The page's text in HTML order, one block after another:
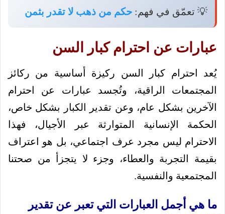
💡 تعمّق في فهم: حكم من ذهب لا تقدر بثمن
عبارات عن احترام كبار السن
يُعد احترام كبار السن ركيزة أساسية من ركائز
المجتمعات الراقية، وتُجسد عبارات عن احترام
الآخرين بشكل عام، وعن تقدير الكبار بشكل خاص،
الحكمة الإنسانية المتوارثة عبر الأجيال، فهذا
الاحترام ليس مجرد عرف اجتماعي، بل هو اعتراف
بقيمة التجربة والعطاء، وجزء لا يتجزأ من صحتنا
المجتمعية والنفسية.
ما هي أجمل العبارات التي تعبر عن تقدير